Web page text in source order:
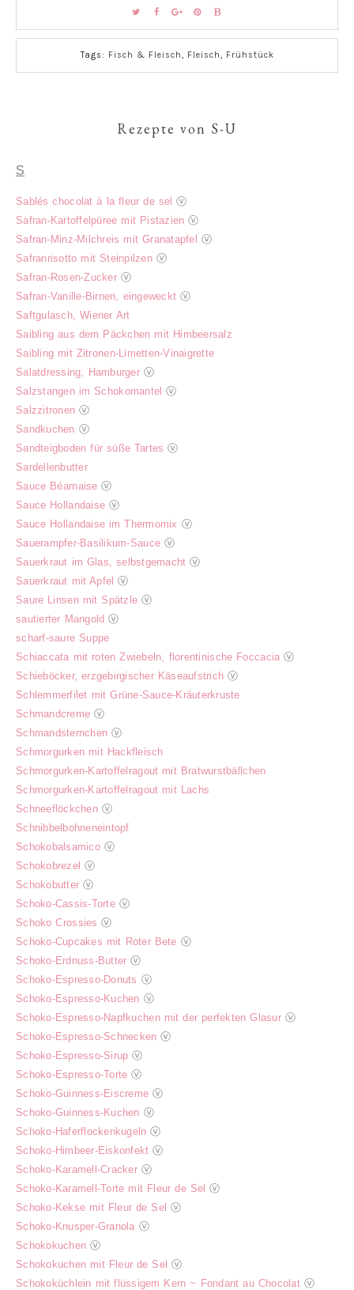
Tags: Fisch & Fleisch, Fleisch, Frühstück
Rezepte von S-U
S
Sablés chocolat à la fleur de sel ⓥ
Safran-Kartoffelpüree mit Pistazien ⓥ
Safran-Minz-Milchreis mit Granatapfel ⓥ
Safranrisotto mit Steinpilzenⓥ
Safran-Rosen-Zuckerⓥ
Safran-Vanille-Birnen, eingeweckt ⓥ
Saftgulasch, Wiener Art
Saibling aus dem Päckchen mit Himbeersalz
Saibling mit Zitronen-Limetten-Vinaigrette
Salatdressing, Hamburgerⓥ
Salzstangen im Schokomantel ⓥ
Salzzitronen ⓥ
Sandkuchen ⓥ
Sandteigboden für süße Tartes ⓥ
Sardellenbutter
Sauce Béarnaise ⓥ
Sauce Hollandaise ⓥ
Sauce Hollandaise im Thermomix ⓥ
Sauerampfer-Basilikum-Sauce ⓥ
Sauerkraut im Glas, selbstgemacht ⓥ
Sauerkraut mit Apfel ⓥ
Saure Linsen mit Spätzle ⓥ
sautierter Mangold ⓥ
scharf-saure Suppe
Schiaccata mit roten Zwiebeln, florentinische Foccacia ⓥ
Schieböcker, erzgebirgischer Käseaufstrich ⓥ
Schlemmerfilet mit Grüne-Sauce-Kräuterkruste
Schmandcreme ⓥ
Schmandsternchen ⓥ
Schmorgurken mit Hackfleisch
Schmorgurken-Kartoffelragout mit Bratwurstbällchen
Schmorgurken-Kartoffelragout mit Lachs
Schneeflöckchenⓥ
Schnibbelbohneneintopf
Schokobalsamicoⓥ
Schokobrezel ⓥ
Schokobutter ⓥ
Schoko-Cassis-Torteⓥ
Schoko Crossies ⓥ
Schoko-Cupcakes mit Roter Bete ⓥ
Schoko-Erdnuss-Butter ⓥ
Schoko-Espresso-Donuts ⓥ
Schoko-Espresso-Kuchen ⓥ
Schoko-Espresso-Napfkuchen mit der perfekten Glasurⓥ
Schoko-Espresso-Schnecken ⓥ
Schoko-Espresso-Sirup ⓥ
Schoko-Espresso-Torte ⓥ
Schoko-Guinness-Eiscreme ⓥ
Schoko-Guinness-Kuchen ⓥ
Schoko-Haferflockenkugeln ⓥ
Schoko-Himbeer-Eiskonfekt ⓥ
Schoko-Karamell-Crackerⓥ
Schoko-Karamell-Torte mit Fleur de Sel ⓥ
Schoko-Kekse mit Fleur de Sel ⓥ
Schoko-Knusper-Granola ⓥ
Schokokuchen ⓥ
Schokokuchen mit Fleur de Sel ⓥ
Schokoküchlein mit flüssigem Kern ~ Fondant au Chocolatⓥ